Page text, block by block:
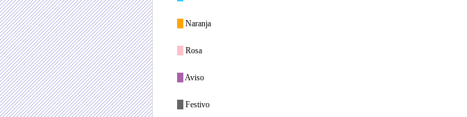
Naranja
Rosa
Aviso
Festivo